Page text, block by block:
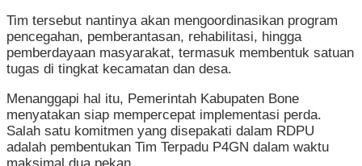
Tim tersebut nantinya akan mengoordinasikan program
pencegahan, pemberantasan, rehabilitasi, hingga
pemberdayaan masyarakat, termasuk membentuk satuan
tugas di tingkat kecamatan dan desa.
Menanggapi hal itu, Pemerintah Kabupaten Bone
menyatakan siap mempercepat implementasi perda.
Salah satu komitmen yang disepakati dalam RDPU
adalah pembentukan Tim Terpadu P4GN dalam waktu